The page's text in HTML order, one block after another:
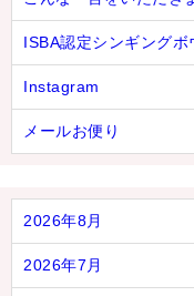
ISBA認定シンギング
Instagram
メールお便り
2026年8月
2026年7月